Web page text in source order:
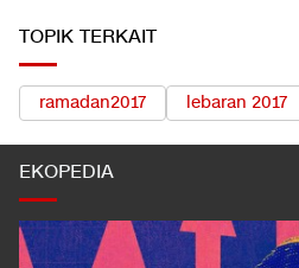
TOPIK TERKAIT
ramadan2017 lebaran 2017
EKOPEDIA